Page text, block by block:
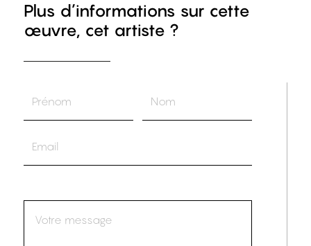
Plus d’informations sur cette
œuvre, cet artiste ?